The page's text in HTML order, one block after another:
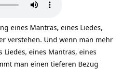
eines Mantras, eines Liedes,
verstehen. Und wenn man mehr
eines Mantras, eines
man einen tieferen Bezug